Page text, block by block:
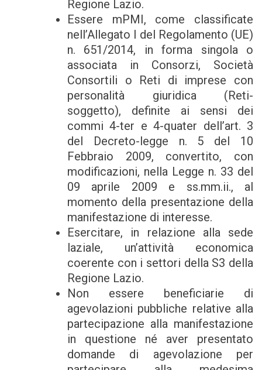
Regione Lazio.
Essere mPMI, come classificate
nell’Allegato I del Regolamento (UE)
n. 651/2014, in forma singola o
associata in Consorzi, Società
Consortili o Reti di imprese con
personalità giuridica (Reti-
soggetto), definite ai sensi dei
commi 4-ter e 4-quater dell’art. 3
del Decreto-legge n. 5 del 10
Febbraio 2009, convertito, con
modificazioni, nella Legge n. 33 del
09 aprile 2009 e ss.mm.ii., al
momento della presentazione della
manifestazione di interesse.
Esercitare, in relazione alla sede
laziale, un’attività economica
coerente con i settori della S3 della
Regione Lazio.
Non essere beneficiarie di
agevolazioni pubbliche relative alla
partecipazione alla manifestazione
in questione né aver presentato
domande di agevolazione per